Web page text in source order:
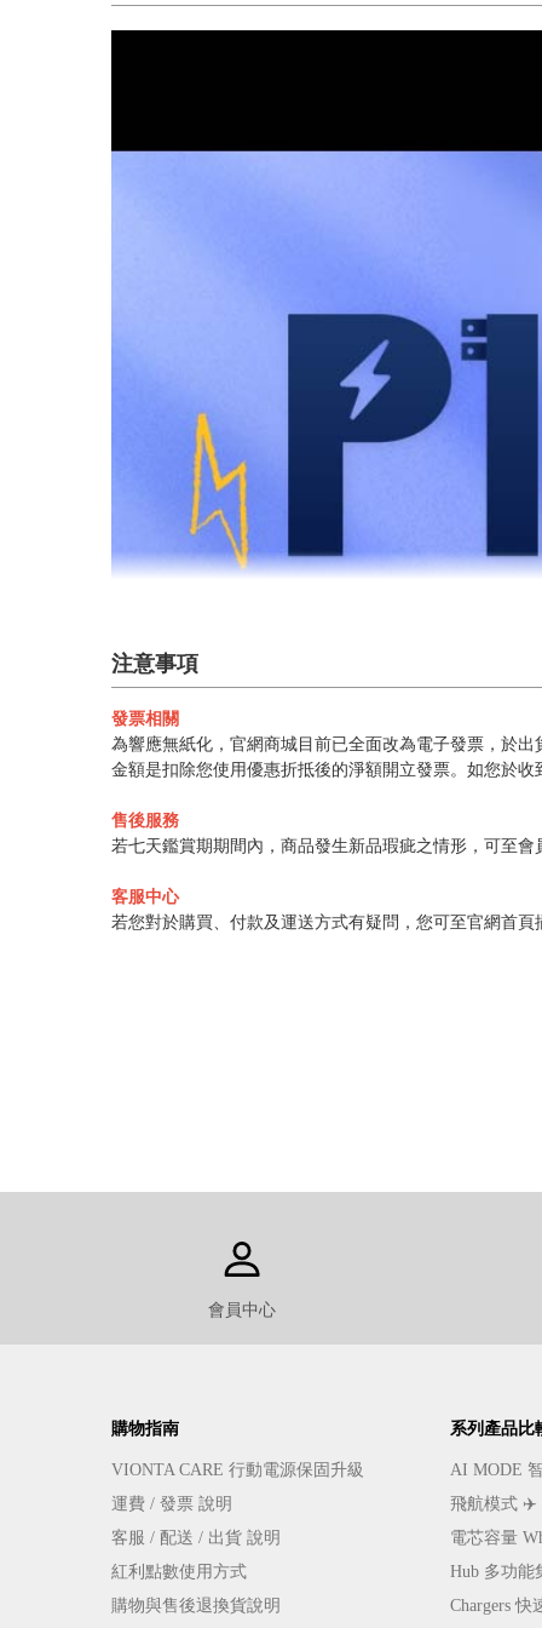
注意事項
發票相關
為響應無紙化，官網商城目前已全面改為電子發票，於
金額是扣除您使用優惠折抵後的淨額開立發票。如您於
售後服務
若七天鑑賞期期間內，商品發生新品瑕疵之情形，可至
客服中心
若您對於購買、付款及運送方式有疑問，您可至官網首頁
會員中心
購物指南
VIONTA CARE 行動電源保固升級
運費 / 發票 說明
客服 / 配送 / 出貨 說明
紅利點數使用方式
購物與售後退換貨說明
系列產品比
AI MODE
飛航模式 ✈️
電芯容量
Hub 多功能
Chargers